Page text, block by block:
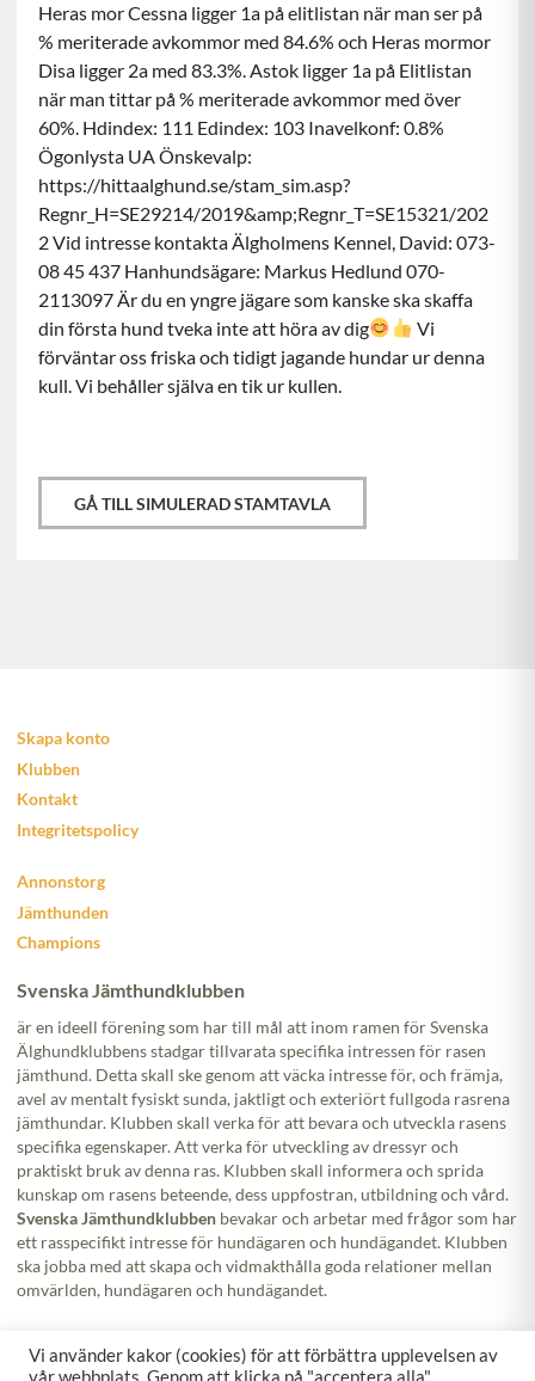
Heras mor Cessna ligger 1a på elitlistan när man ser på
% meriterade avkommor med 84.6% och Heras mormor
Disa ligger 2a med 83.3%. Astok ligger 1a på Elitlistan
när man tittar på % meriterade avkommor med över
60%. Hdindex: 111 Edindex: 103 Inavelkonf: 0.8%
Ögonlysta UA Önskevalp:
https://hittaalghund.se/stam_sim.asp?
Regnr_H=SE29214/2019&amp;Regnr_T=SE15321/202
2 Vid intresse kontakta Älgholmens Kennel, David: 073-
08 45 437 Hanhundsägare: Markus Hedlund 070-
2113097 Är du en yngre jägare som kanske ska skaffa
din första hund tveka inte att höra av dig
Vi
förväntar oss friska och tidigt jagande hundar ur denna
kull. Vi behåller själva en tik ur kullen.
GÅ TILL SIMULERAD STAMTAVLA
Skapa konto
Klubben
Kontakt
Integritetspolicy
Annonstorg
Jämthunden
Champions
Svenska Jämthundklubben
är en ideell förening som har till mål att inom ramen för Svenska
Älghundklubbens stadgar tillvarata specifika intressen för rasen
jämthund. Detta skall ske genom att väcka intresse för, och främja,
avel av mentalt fysiskt sunda, jaktligt och exteriört fullgoda rasrena
jämthundar. Klubben skall verka för att bevara och utveckla rasens
specifika egenskaper. Att verka för utveckling av dressyr och
praktiskt bruk av denna ras. Klubben skall informera och sprida
kunskap om rasens beteende, dess uppfostran, utbildning och vård.
Svenska Jämthundklubbenbevakar och arbetar med frågor som har
ett rasspecifikt intresse för hundägaren och hundägandet. Klubben
ska jobba med att skapa och vidmakthålla goda relationer mellan
omvärlden, hundägaren och hundägandet.
Vi använder kakor (cookies) för att förbättra upplevelsen av
vår webbplats. Genom att klicka på "acceptera alla"